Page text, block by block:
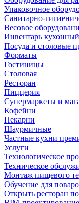
Упаковочное
Санитарно-
Весовое
Инвентарь кухонный
Посуда и столовые
Форматы
Гостиницы
Столовая
Ресторан
Пиццерия
Супермаркеты и
Кофейни
Пекарни
Шаурмичные
Частные кухни
Услуги
Технологическое
Техническое
Монтаж пищевого
Обучение для
Открыть ресторан